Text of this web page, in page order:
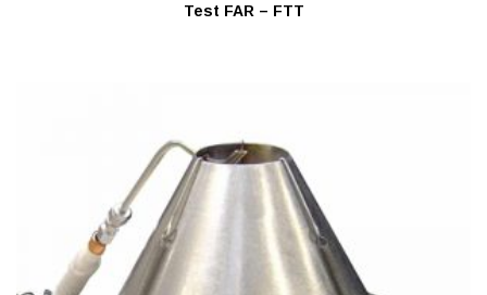
Test FAR – FTT